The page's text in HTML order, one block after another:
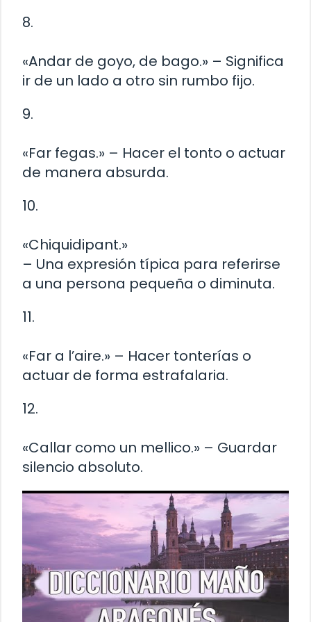
8.
«Andar de goyo, de bago.» – Significa
ir de un lado a otro sin rumbo fijo.
9.
«Far fegas.» – Hacer el tonto o actuar
de manera absurda.
10.
«Chiquidipant.»
– Una expresión típica para referirse
a una persona pequeña o diminuta.
11.
«Far a l’aire.» – Hacer tonterías o
actuar de forma estrafalaria.
12.
«Callar como un mellico.» – Guardar
silencio absoluto.